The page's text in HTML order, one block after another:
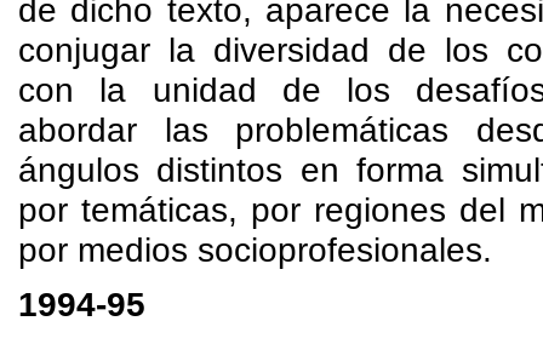
de dicho texto, aparece la
conjugar la diversidad de los
con la unidad de los
abordar las problemáticas
ángulos distintos en forma
por temáticas, por regiones del
por medios socioprofesionales.
1994-95